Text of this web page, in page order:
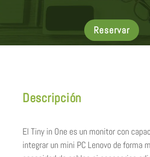
Reservar
Descripción
El Tiny in One es un monitor con
integrar un mini PC Lenovo de forma